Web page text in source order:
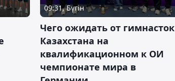
09:31, Бүгін
Чего ожидать от гимнасток
Казахстана на
квалификационном к ОИ
чемпионате мира в